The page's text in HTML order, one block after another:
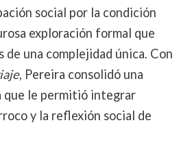
social por la condición
exploración formal que
de una complejidad única. Con
, Pereira consolidó una
le permitió integrar
y la reflexión social de